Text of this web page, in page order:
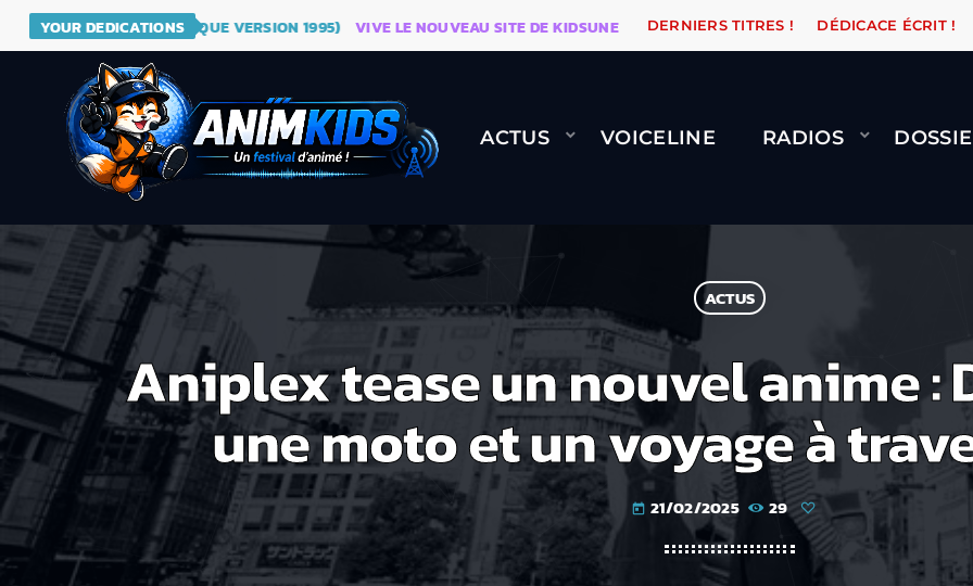
YOUR DEDICATIONS
BALL (GÉNÉRIQUE VERSION 1995) VIVE LE NOUVEAU SITE DE KIDSUNE WARÉTRO ORANGE ROAD QUI
DERNIERS TITRES ! DÉDICACE ÉCRIT !
ACTUS VOICELINE RADIOS
ACTUS
Aniplex tease un nouvel anime :
une moto et un voyage à
today 21/02/2025 29